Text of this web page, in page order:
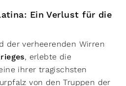
Ein Verlust für die
der verheerenden Wirren
, erlebte die
ihrer tragischsten
von den Truppen der